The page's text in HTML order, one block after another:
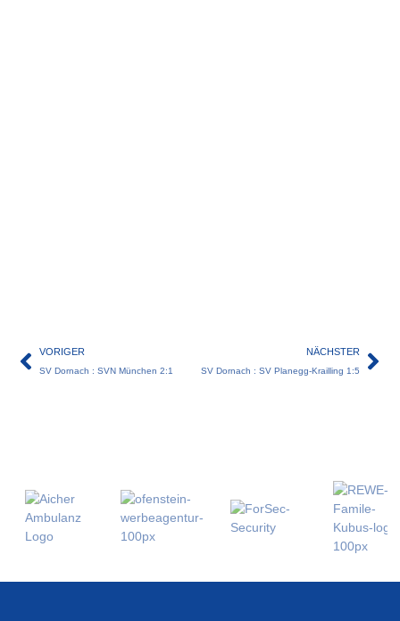
VORIGER
SV Dornach : SVN München 2:1
NÄCHSTER
SV Dornach : SV Planegg-Krailling 1:5